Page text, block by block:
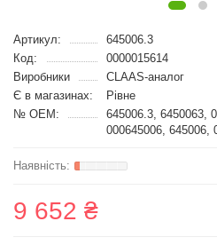
Артикул:
645006.3
Код:
0000015614
Виробники
CLAAS-аналог
Є в магазинах:
Рівне
№ OEM:
645006.3, 6450063,
000645006, 645006,
9 652 ₴